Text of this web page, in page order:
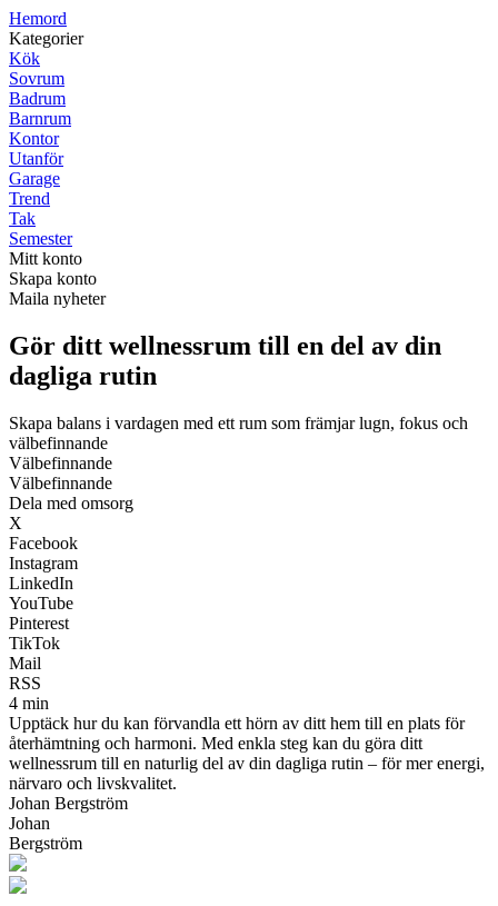
Hemord
Kategorier
Kök
Sovrum
Badrum
Barnrum
Kontor
Utanför
Garage
Trend
Tak
Semester
Mitt konto
Skapa konto
Maila nyheter
Gör ditt wellnessrum till en del av din
dagliga rutin
Skapa balans i vardagen med ett rum som främjar lugn, fokus och
välbefinnande
Välbefinnande
Välbefinnande
Dela med omsorg
X
Facebook
Instagram
LinkedIn
YouTube
Pinterest
TikTok
Mail
RSS
4 min
Upptäck hur du kan förvandla ett hörn av ditt hem till en plats för
återhämtning och harmoni. Med enkla steg kan du göra ditt
wellnessrum till en naturlig del av din dagliga rutin – för mer energi,
närvaro och livskvalitet.
Johan Bergström
Johan
Bergström